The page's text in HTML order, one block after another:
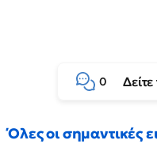
0
Όλες οι σημαντικές